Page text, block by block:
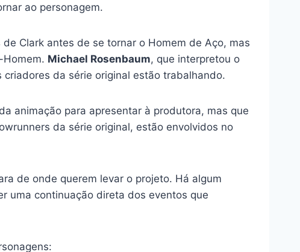
ao personagem.
Clark antes de se tornar o Homem de Aço, mas
Michael Rosenbaum, que interpretou o
da série original estão trabalhando.
animação para apresentar à produtora, mas que
da série original, estão envolvidos no
de onde querem levar o projeto. Há algum
uma continuação direta dos eventos que